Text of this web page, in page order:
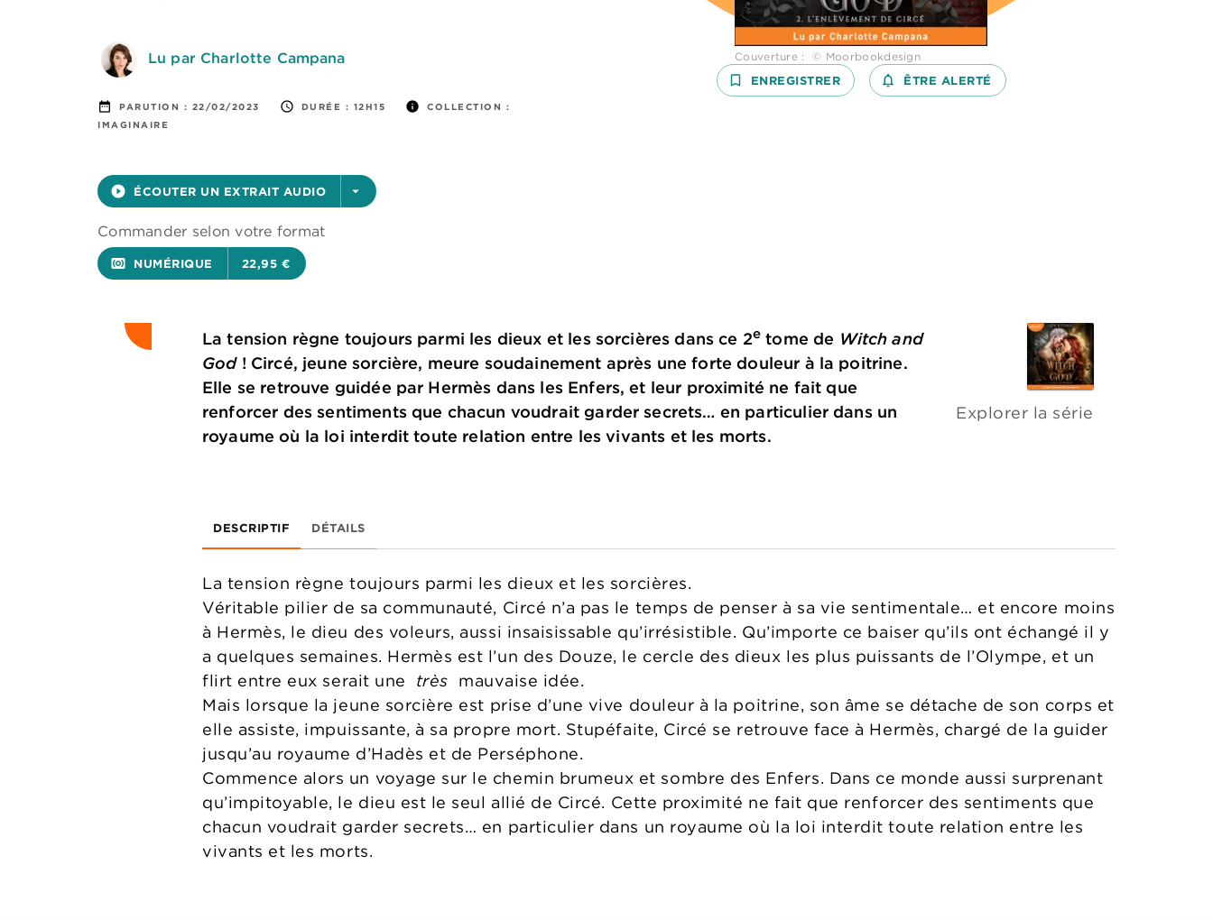
Lu par Charlotte Campana
date_range PARUTION : 22/02/2023 access_time DURÉE : 12H15 info
COLLECTION :
IMAGINAIRE
play_circle_filled ÉCOUTER UN EXTRAIT AUDIO arrow_drop_down
Commander selon votre format
surround_sound NUMÉRIQUE 22,95 €
Couverture : © Moorbookdesign
bookmark_border ENREGISTRER notifications_none_outlined
ÊTRE ALERTÉ
La tension règne toujours parmi les dieux et les sorcières dans ce 2e tome de Witch and
God! Circé, jeune sorcière, meure soudainement après une forte douleur à la poitrine.
Elle se retrouve guidée par Hermès dans les Enfers, et leur proximité ne fait que
renforcer des sentiments que chacun voudrait garder secrets… en particulier dans un
royaume où la loi interdit toute relation entre les vivants et les morts.
Explorer la série
DESCRIPTIF DÉTAILS
La tension règne toujours parmi les dieux et les sorcières.
Véritable pilier de sa communauté, Circé n’a pas le temps de penser à sa vie sentimentale… et encore moins
à Hermès, le dieu des voleurs, aussi insaisissable qu’irrésistible. Qu’importe ce baiser qu’ils ont échangé il y
a quelques semaines. Hermès est l’un des Douze, le cercle des dieux les plus puissants de l’Olympe, et un
flirt entre eux serait une très mauvaise idée.
Mais lorsque la jeune sorcière est prise d’une vive douleur à la poitrine, son âme se détache de son corps et
elle assiste, impuissante, à sa propre mort. Stupéfaite, Circé se retrouve face à Hermès, chargé de la guider
jusqu’au royaume d’Hadès et de Perséphone.
Commence alors un voyage sur le chemin brumeux et sombre des Enfers. Dans ce monde aussi surprenant
qu’impitoyable, le dieu est le seul allié de Circé. Cette proximité ne fait que renforcer des sentiments que
chacun voudrait garder secrets… en particulier dans un royaume où la loi interdit toute relation entre les
vivants et les morts.